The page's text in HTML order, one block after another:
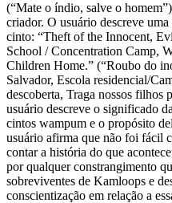
(“Mate o índio, salve o
criador. O usuário descreve
cinto: “Theft of the Innocent,
School / Concentration Camp,
Children Home.” (“Roubo do
Salvador, Escola residencial/
descoberta, Traga nossos filhos
usuário descreve o significado
cintos wampum e o propósito
usuário afirma que não foi fácil
contar a história do que
por qualquer constrangimento
sobreviventes de Kamloops e
conscientização em relação a